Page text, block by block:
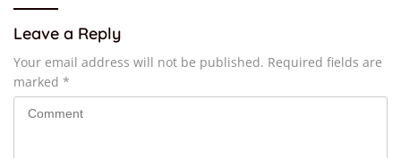
Leave a Reply
Your email address will not be published. Required fields are
marked *